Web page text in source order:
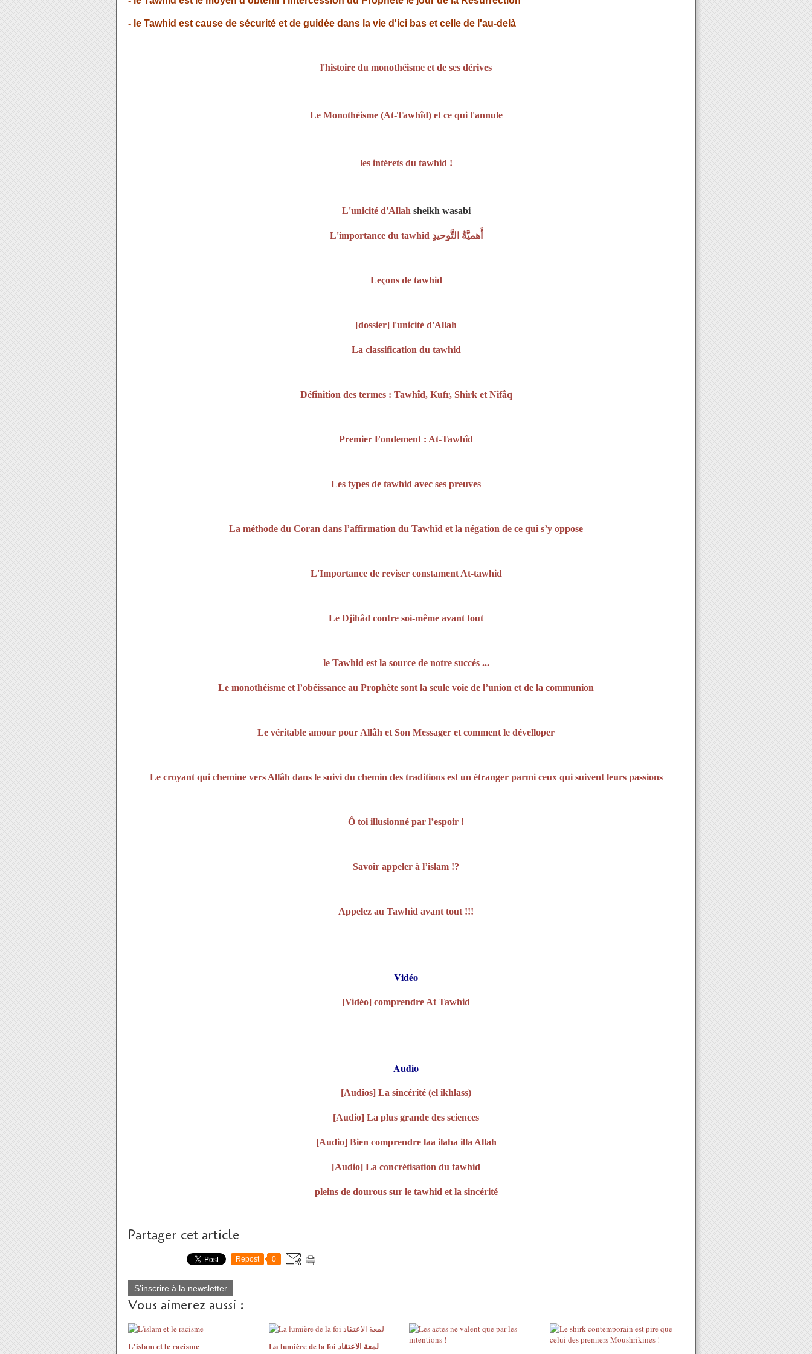
- le Tawhid est cause de sécurité et de guidée dans la vie d'ici bas et celle de l'au-delà
l'histoire du monothéisme et de ses dérives
Le Monothéisme (At-Tawhîd) et ce qui l'annule
les intérets du tawhid !
L'unicité d'Allah sheikh wasabi
L'importance du tawhid أَهميَّةُ التَّوحيدِ
Leçons de tawhid
[dossier] l'unicité d'Allah
La classification du tawhid
Définition des termes : Tawhîd, Kufr, Shirk et Nifâq
Premier Fondement : At-Tawhîd
Les types de tawhid avec ses preuves
La méthode du Coran dans l’affirmation du Tawhîd et la négation de ce qui s’y oppose
L'Importance de reviser constament At-tawhid
Le Djihâd contre soi-même avant tout
le Tawhid est la source de notre succés ...
Le monothéisme et l’obéissance au Prophète sont la seule voie de l’union et de la communion
Le véritable amour pour Allâh et Son Messager et comment le dévelloper
Le croyant qui chemine vers Allâh dans le suivi du chemin des traditions est un étranger parmi ceux qui suivent leurs passions
Ô toi illusionné par l’espoir !
Savoir appeler à l’islam !?
Appelez au Tawhid avant tout !!!
Vidéo
[Vidéo] comprendre At Tawhid
Audio
[Audios] La sincérité (el ikhlass)
[Audio] La plus grande des sciences
[Audio] Bien comprendre laa ilaha illa Allah
[Audio] La concrétisation du tawhid
pleins de dourous sur le tawhid et la sincérité
Partager cet article
Repost 0
S'inscrire à la newsletter
Vous aimerez aussi :
L'islam et le racisme
La lumière de la foi لمعة الاعتقاد